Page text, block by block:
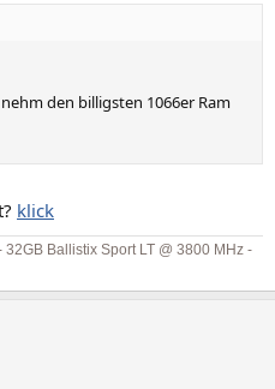
den billigsten 1066er Ram
klick
Ballistix Sport LT @ 3800 MHz -